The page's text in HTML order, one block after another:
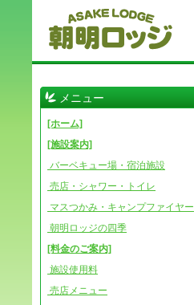
メニュー
[ホーム]
[施設案内]
バーベキュー場・宿泊施設
売店・シャワー・トイレ
マスつかみ・キャンプファイヤー
朝明ロッジの四季
[料金のご案内]
施設使用料
売店メニュー